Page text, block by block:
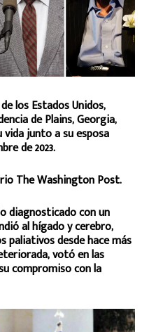
los Estados Unidos,
de Plains, Georgia,
junto a su esposa
de 2023.
The Washington Post.
diagnosticado con un
al hígado y cerebro,
paliativos desde hace más
votó en las
compromiso con la